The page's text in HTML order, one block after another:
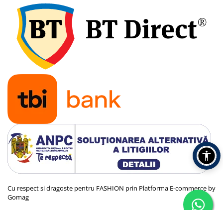
Cu respect si dragoste pentru FASHION prin Platforma E-commerce by
Gomag